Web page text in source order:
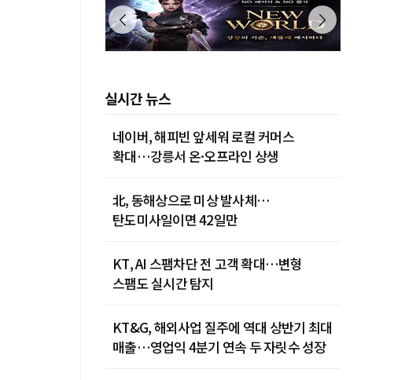
실시간 뉴스
네이버, 해피빈 앞세워 로컬 커머스
확대…강릉서 온·오프라인 상생
北, 동해상으로 미상 발사체…
탄도미사일이면 42일만
KT, AI 스팸차단 전 고객 확대…변형
스팸도 실시간 탐지
KT&G, 해외사업 질주에 역대 상반기 최대
매출…영업익 4분기 연속 두 자릿수 성장